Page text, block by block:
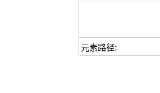
元素路径: